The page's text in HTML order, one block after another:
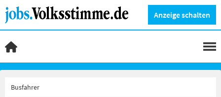
Anzeige schalten